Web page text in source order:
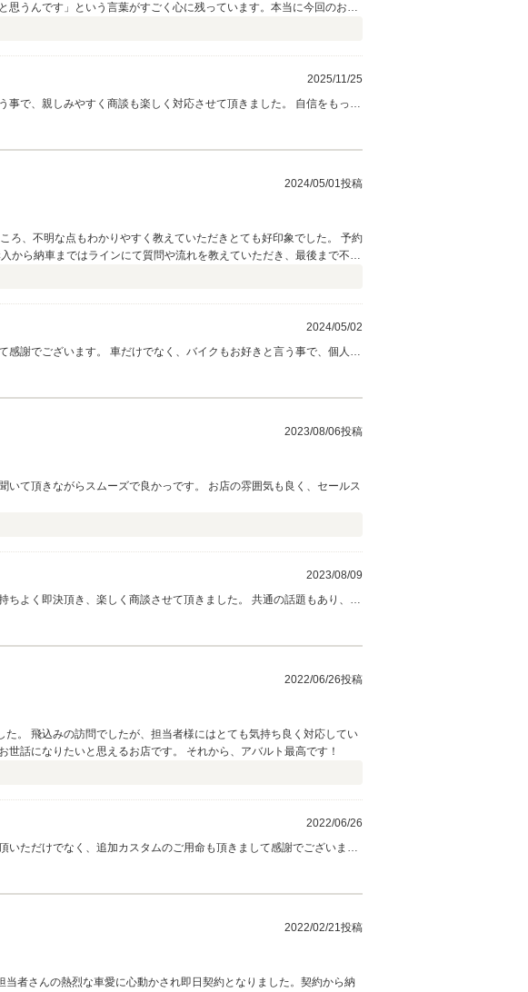
うんです」という言葉がすごく心に残っています。本当に今回のお取
い中が対応いただきありがとうございました。来年の走行会は是非参加
2025/11/25
で、親しみやすく商談も楽しく対応させて頂きました。 自信をもって
2024/05/01投稿
2024/05/02
謝でございます。 車だけでなく、バイクもお好きと言う事で、個人的
2023/08/06投稿
て頂きながらスムーズで良かっです。 お店の雰囲気も良く、セールス
2023/08/09
よく即決頂き、楽しく商談させて頂きました。 共通の話題もあり、納
2022/06/26投稿
。 飛込みの訪問でしたが、担当者様にはとても気持ち良く対応してい
ただきました。 購入後もカスタムの相談でフラッと遊びに寄せていただいたりと、雰囲気は良く、何度でもお世話になりたいと思えるお店です。 それから、アバルト最高です！
2022/06/26
ただけでなく、追加カスタムのご用命も頂きまして感謝でございま
2022/02/21投稿
者さんの熱烈な車愛に心動かされ即日契約となりました。契約から納